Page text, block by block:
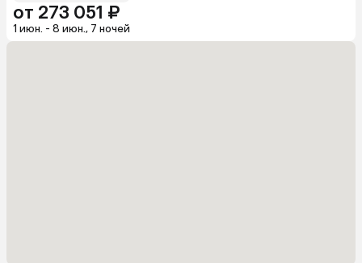
от 273 051 ₽
1 июн. - 8 июн., 7 ночей